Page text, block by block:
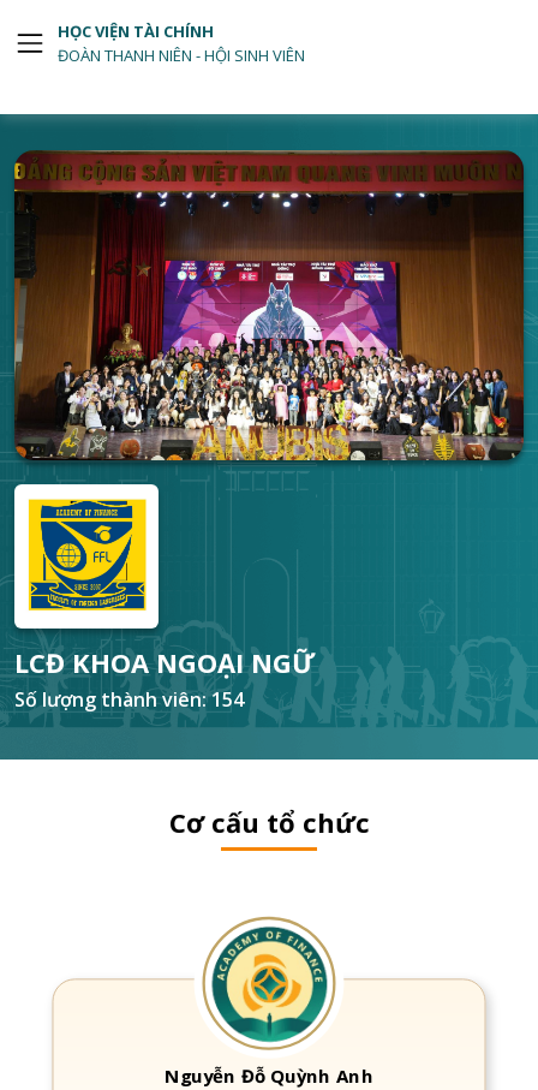
HỌC VIỆN TÀI CHÍNH
ĐOÀN THANH NIÊN - HỘI SINH VIÊN
LCĐ KHOA NGOẠI NGỮ
Số lượng thành viên: 154
Cơ cấu tổ chức
Nguyễn Đỗ Quỳnh Anh